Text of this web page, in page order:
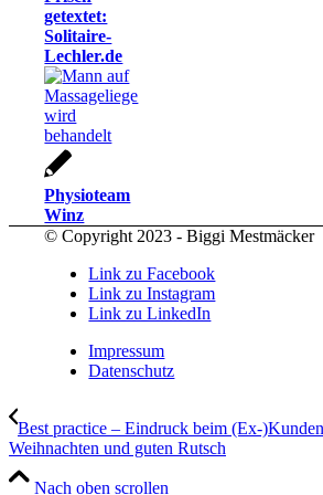
getextet:
Solitaire-
Lechler.de
Physioteam
Winz
© Copyright 2023 - Biggi Mestmäcker
Link zu Facebook
Link zu Instagram
Link zu LinkedIn
Impressum
Datenschutz
Best practice – Eindruck beim (Ex-
Weihnachten und guten Rutsch
Nach oben scrollen